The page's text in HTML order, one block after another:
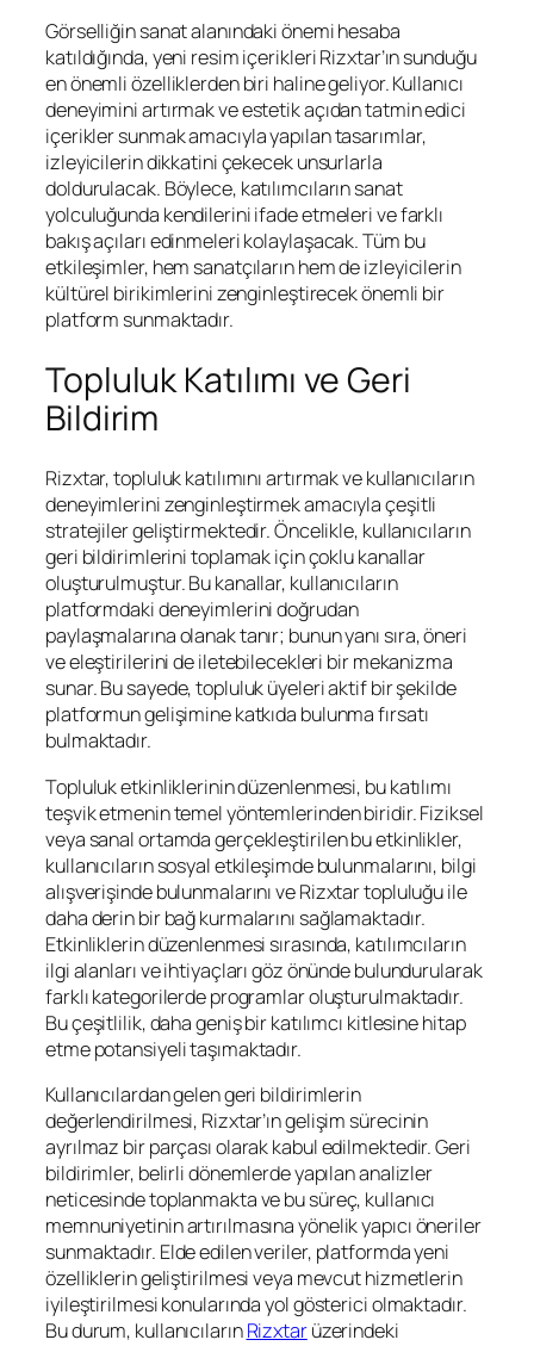
Görselliğin sanat alanındaki önemi hesaba
katıldığında, yeni resim içerikleri Rizxtar’ın sunduğu
en önemli özelliklerden biri haline geliyor. Kullanıcı
deneyimini artırmak ve estetik açıdan tatmin edici
içerikler sunmak amacıyla yapılan tasarımlar,
izleyicilerin dikkatini çekecek unsurlarla
doldurulacak. Böylece, katılımcıların sanat
yolculuğunda kendilerini ifade etmeleri ve farklı
bakış açıları edinmeleri kolaylaşacak. Tüm bu
etkileşimler, hem sanatçıların hem de izleyicilerin
kültürel birikimlerini zenginleştirecek önemli bir
platform sunmaktadır.
Topluluk Katılımı ve Geri
Bildirim
Rizxtar, topluluk katılımını artırmak ve kullanıcıların
deneyimlerini zenginleştirmek amacıyla çeşitli
stratejiler geliştirmektedir. Öncelikle, kullanıcıların
geri bildirimlerini toplamak için çoklu kanallar
oluşturulmuştur. Bu kanallar, kullanıcıların
platformdaki deneyimlerini doğrudan
paylaşmalarına olanak tanır; bunun yanı sıra, öneri
ve eleştirilerini de iletebilecekleri bir mekanizma
sunar. Bu sayede, topluluk üyeleri aktif bir şekilde
platformun gelişimine katkıda bulunma fırsatı
bulmaktadır.
Topluluk etkinliklerinin düzenlenmesi, bu katılımı
teşvik etmenin temel yöntemlerinden biridir. Fiziksel
veya sanal ortamda gerçekleştirilen bu etkinlikler,
kullanıcıların sosyal etkileşimde bulunmalarını, bilgi
alışverişinde bulunmalarını ve Rizxtar topluluğu ile
daha derin bir bağ kurmalarını sağlamaktadır.
Etkinliklerin düzenlenmesi sırasında, katılımcıların
ilgi alanları ve ihtiyaçları göz önünde bulundurularak
farklı kategorilerde programlar oluşturulmaktadır.
Bu çeşitlilik, daha geniş bir katılımcı kitlesine hitap
etme potansiyeli taşımaktadır.
Kullanıcılardan gelen geri bildirimlerin
değerlendirilmesi, Rizxtar’ın gelişim sürecinin
ayrılmaz bir parçası olarak kabul edilmektedir. Geri
bildirimler, belirli dönemlerde yapılan analizler
neticesinde toplanmakta ve bu süreç, kullanıcı
memnuniyetinin artırılmasına yönelik yapıcı öneriler
sunmaktadır. Elde edilen veriler, platformda yeni
özelliklerin geliştirilmesi veya mevcut hizmetlerin
iyileştirilmesi konularında yol gösterici olmaktadır.
Bu durum, kullanıcılarınRizxtarüzerindeki